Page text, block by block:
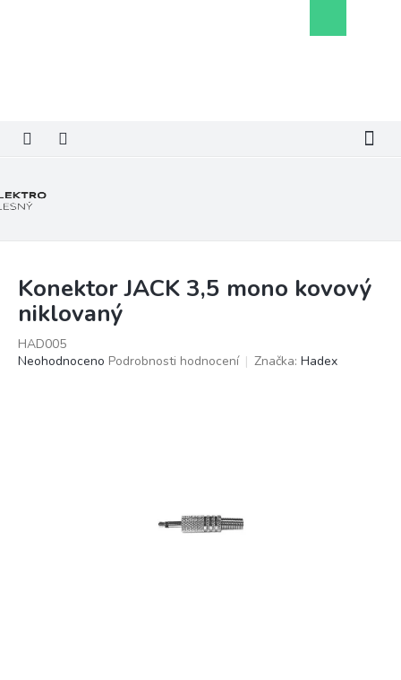
košík
Konektor JACK 3,5 mono kovový
niklovaný
HAD005
Průměrné
Neohodnoceno Podrobnosti hodnocení Značka: Hadex